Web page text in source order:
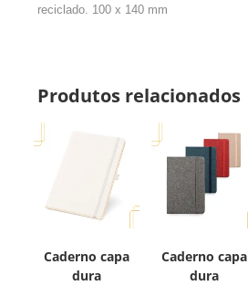
reciclado. 100 x 140 mm
Produtos relacionados
Caderno capa
dura
Caderno capa
dura